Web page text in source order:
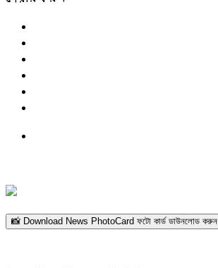
📸 Download News PhotoCard ফটো কার্ড ডাউনলোড করুন